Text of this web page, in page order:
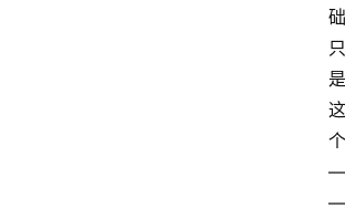
础
只
是
这
个
—
—